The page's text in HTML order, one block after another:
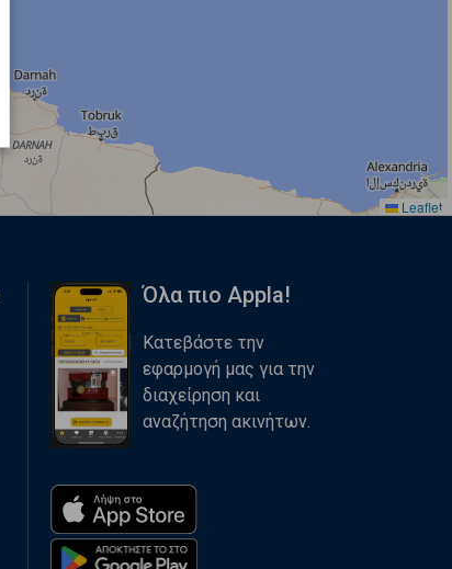
Leaflet
Όλα πιο Appla!
Κατεβάστε την
εφαρμογή μας για την
διαχείρηση και
αναζήτηση ακινήτων.